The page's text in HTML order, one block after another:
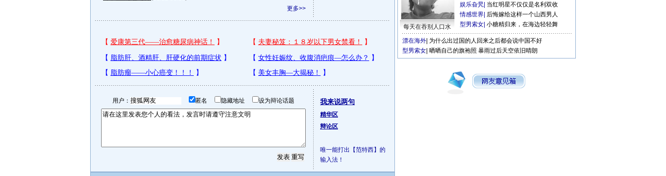
更多>>
用户： 匿名 隐藏地址 设为辩论话题 我来说两句
精华区
辩论区
唯一能打出【范特西】的
输入法！
每天在吞别人口水
娱乐旮旯 当红明星不仅仅是名利双收
情感世界 后悔嫁给这样一个山西男人
型男索女 小糖精归来，在海边轻轻舞
漂在海外 为什么出过国的人回来之后都会说中国不好
型男索女 晒晒自己的旗袍照 暴雨过后天空依旧晴朗